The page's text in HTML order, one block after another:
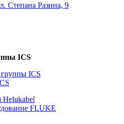
Степана Разина, 9
ICS
ICS
Helukabel
FLUKE